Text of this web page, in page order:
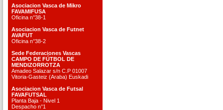
Asociacion Vasca de Mikro
FAVAMIFUSA
Oficina n°38-1
Asociacion Vasca de Futnet
AVAFUT
Oficina n°38-2
Sede Federaciones Vascas
CAMPO DE FÚTBOL DE
MENDIZORROTZA
Amadeo Salazar s/n C.P 01007
Vitoria-Gasteiz (Araba) Euskadi
Asociacion Vasca de Futsal
FAVAFUTSAL
Planta Baja - Nivel 1
Despacho n°1